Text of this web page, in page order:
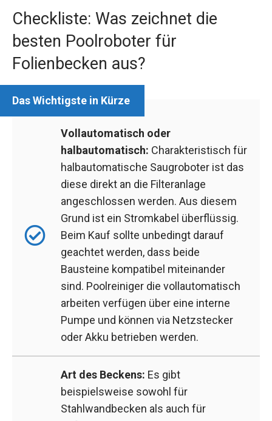
Checkliste: Was zeichnet die
besten Poolroboter für
Folienbecken aus?
Vollautomatisch oder
halbautomatisch: Charakteristisch für
halbautomatische Saugroboter ist das
diese direkt an die Filteranlage
angeschlossen werden. Aus diesem
Grund ist ein Stromkabel überflüssig.
Beim Kauf sollte unbedingt darauf
geachtet werden, dass beide
Bausteine kompatibel miteinander
sind. Poolreiniger die vollautomatisch
arbeiten verfügen über eine interne
Pumpe und können via Netzstecker
oder Akku betrieben werden.
Art des Beckens: Es gibt
beispielsweise sowohl für
Stahlwandbecken als auch für